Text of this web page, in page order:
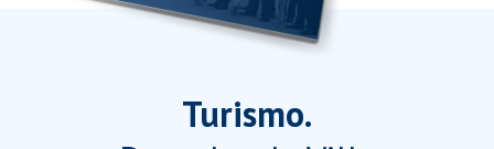
Turismo.